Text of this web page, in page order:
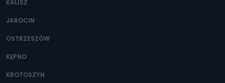
Można to zrobić pod numerem telefonu 62 735-51-05 lub
KALISZ
JAROCIN
OSTRZESZÓW
KĘPNO
KROTOSZYN